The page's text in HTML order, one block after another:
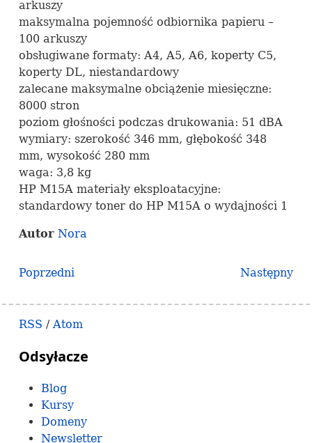
arkuszy
maksymalna pojemność odbiornika papieru –
100 arkuszy
obsługiwane formaty: A4, A5, A6, koperty C5,
koperty DL, niestandardowy
zalecane maksymalne obciążenie miesięczne:
8000 stron
poziom głośności podczas drukowania: 51 dBA
wymiary: szerokość 346 mm, głębokość 348
mm, wysokość 280 mm
waga: 3,8 kg
HP M15A materiały eksploatacyjne:
standardowy toner do HP M15A o wydajności 1
Autor Nora
Poprzedni Następny
RSS /Atom
Odsyłacze
Blog
Kursy
Domeny
Newsletter